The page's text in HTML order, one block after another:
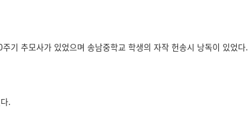
기 추모사가 있었으며 송남중학교 학생의 자작 헌송시 낭독이 있었다.
.